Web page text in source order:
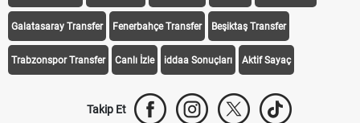
Galatasaray Transfer Fenerbahçe Transfer Beşiktaş Transfer
Trabzonspor Transfer Canlı İzle iddaa Sonuçları Aktif Sayaç
Takip Et